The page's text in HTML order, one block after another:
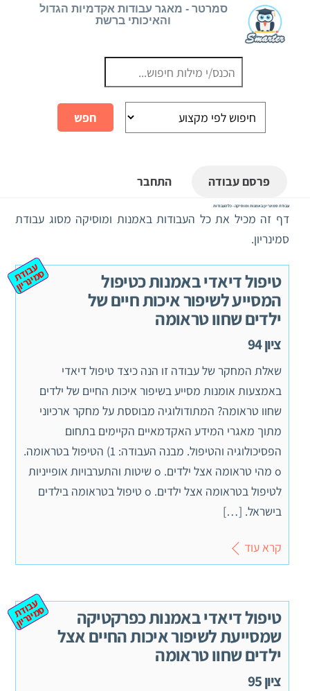
סמרטר - מאגר עבודות אקדמיות הגדול
והאיכותי ברשת
פרסם עבודה התחבר
עבודת סמינריון באמנות ומוסיקה - כל העבודות
דף זה מכיל את כל העבודות באמנות ומוסיקה מסוג עבודת
סמינריון.
טיפול דיאדי באמנות כטיפול
המסייע לשיפור איכות חיים של
ילדים שחוו טראומה
ציון 94
ע
ב
וד
ת
ס
מ
ינ
ר
יון
שאלת המחקר של עבודה זו הנה כיצד טיפול דיאדי
באמצעות אומנות מסייע בשיפור איכות החיים של ילדים
שחוו טראומה? המתודולוגיה מבוססת על מחקר ארכיוני
מתוך מאגרי המידע האקדמאיים הקיימים בתחום
הפסיכולוגיה והטיפול. מבנה העבודה: 1) הטיפול בטראומה.
o מהי טראומה אצל ילדים. o שיטות והתערבויות אופייניות
לטיפול בטראומה אצל ילדים. o טיפול בטראומה בילדים
בישראל. […]
קרא עוד
טיפול דיאדי באמנות כפרקטיקה
שמסייעת לשיפור איכות החיים אצל
ילדים שחוו טראומה
ציון 95
ע
ב
וד
ת
ס
מ
ינ
ר
יון